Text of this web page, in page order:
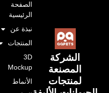
الشركة
المصنعة
لمنتجات
الصفحة
الرئيسية
نبذة عن
المنتجات
3D
Mockup
الأنماط